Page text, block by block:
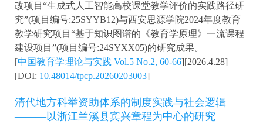
改项目“生成式人工智能高校课堂教学评价的实践路径研
究”(项目编号:25SYYB12)与西安思源学院2024年度教育
教学研究项目“基于知识图谱的《教育学原理》一流课程
建设项目”(项目编号:24SYXX05)的研究成果。
[中国教育学理论与实践 Vol.5 No.2, 60-66][2026.4.28]
[DOI: 10.48014/tpcp.20260203003]
清代地方科举资助体系的制度实践与社会逻辑
———以浙江兰溪县宾兴章程为中心的研究